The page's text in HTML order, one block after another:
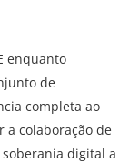
enquanto
de
completa ao
a colaboração de
digital a